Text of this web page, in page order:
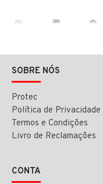
SOBRE NÓS
Protec
Política de Privacidade
Termos e Condições
Livro de Reclamações
CONTA